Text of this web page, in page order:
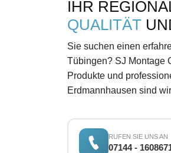
IHR
QUALITÄT
Sie suchen einen
Tübingen? SJ Montage
Produkte und
Erdmannhausen sind
RUFEN SIE UNS AN
07144 -